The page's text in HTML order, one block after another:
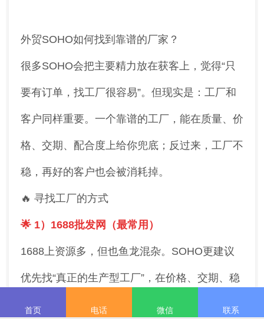
外贸SOHO如何找到靠谱的厂家？
很多SOHO会把主要精力放在获客上，觉得“只
要有订单，找工厂很容易”。但现实是：工厂和
客户同样重要。一个靠谱的工厂，能在质量、价
格、交期、配合度上给你兜底；反过来，工厂不
稳，再好的客户也会被消耗掉。
🔥 寻找工厂的方式
🌟 1）1688批发网（最常用）
1688上资源多，但也鱼龙混杂。SOHO更建议
优先找“真正的生产型工厂”，在价格、交期、稳
定性上更有优势。
首页 电话 微信 联系